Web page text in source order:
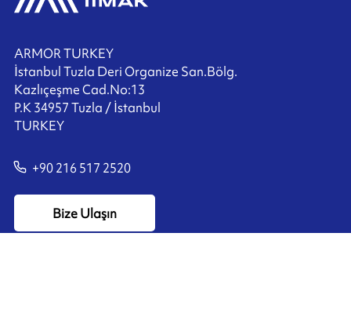
ARMOR TURKEY
İstanbul Tuzla Deri Organize San.Bölg.
Kazlıçeşme Cad.No:13
P.K 34957 Tuzla / İstanbul
TURKEY
+90 216 517 2520
Bize Ulaşın